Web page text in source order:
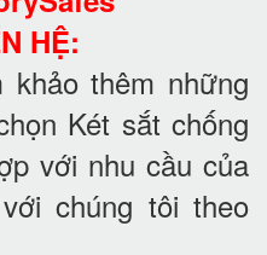
HỆ:
thêm những
Két sắt chống
với nhu cầu của
chúng tôi theo